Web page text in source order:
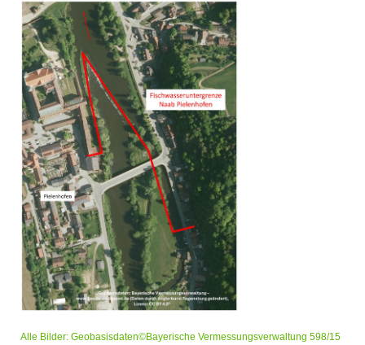
Alle Bilder: Geobasisdaten©Bayerische Vermessungsverwaltung 598/15